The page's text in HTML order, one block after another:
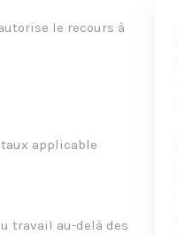
le recours à
applicable
travail au-delà des